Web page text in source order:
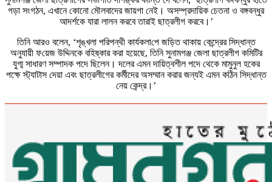
গড়া সংগঠন, এখানে কোনো মৌলবাদের জায়গা নেই। অসম্প্রদায়িক চেতনা ও বঙ্গবন্ধুর
আদর্শকে যারা লালন করবে তারাই ছাত্রলীগ করবে।’
তিনি আরও বলেন, ‘শৃঙ্খলা প‌রিপন্থী কার্যকলা‌পে জ‌ড়িত থাকায় কেন্দ্রের সিদ্ধান্ত
অনুযায়ী ফ‌য়েজ উদ্দিনকে বহিষ্কার করা হয়েছে, তিনি সুনামগঞ্জ জেলা ছাত্রলীগ কমিটির
যুগ্ম সাধারণ সম্পাদক পদে ছিলেন। দলের এমন দায়িত্বশীল পদে থেকে মামুনুল হকের
পক্ষে স্ট্যাটাস দেয়া এবং ছাত্রলীগের কর্মীদের অসম্মান করার জন্যই এমন কঠিন সিদ্ধান্ত
নেয় কেন্দ্র।’